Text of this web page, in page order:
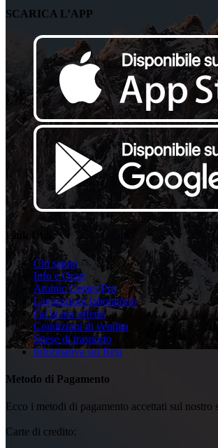
SCARICA L’APP
Link Utili
Chi siamo
Info e Orari
Atomic Center Pro
Lavorazioni laboratorio
Fai la tua offerta
Condizioni di vendita
Spese di trasporto
Informativa sui Resi
Metodo di Pagamento
Ecco i metodi di pagamento accettati sul nostro
Carte di credito: